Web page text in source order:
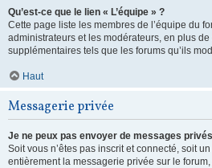
Qu’est-ce que le lien « L’équipe » ?
Cette page liste les membres de l’équipe du
administrateurs et les modérateurs, en plus
supplémentaires tels que les forums qu’ils
Haut
Messagerie privée
Je ne peux pas envoyer de messages
Soit vous n’êtes pas inscrit et connecté, soit
entièrement la messagerie privée sur le